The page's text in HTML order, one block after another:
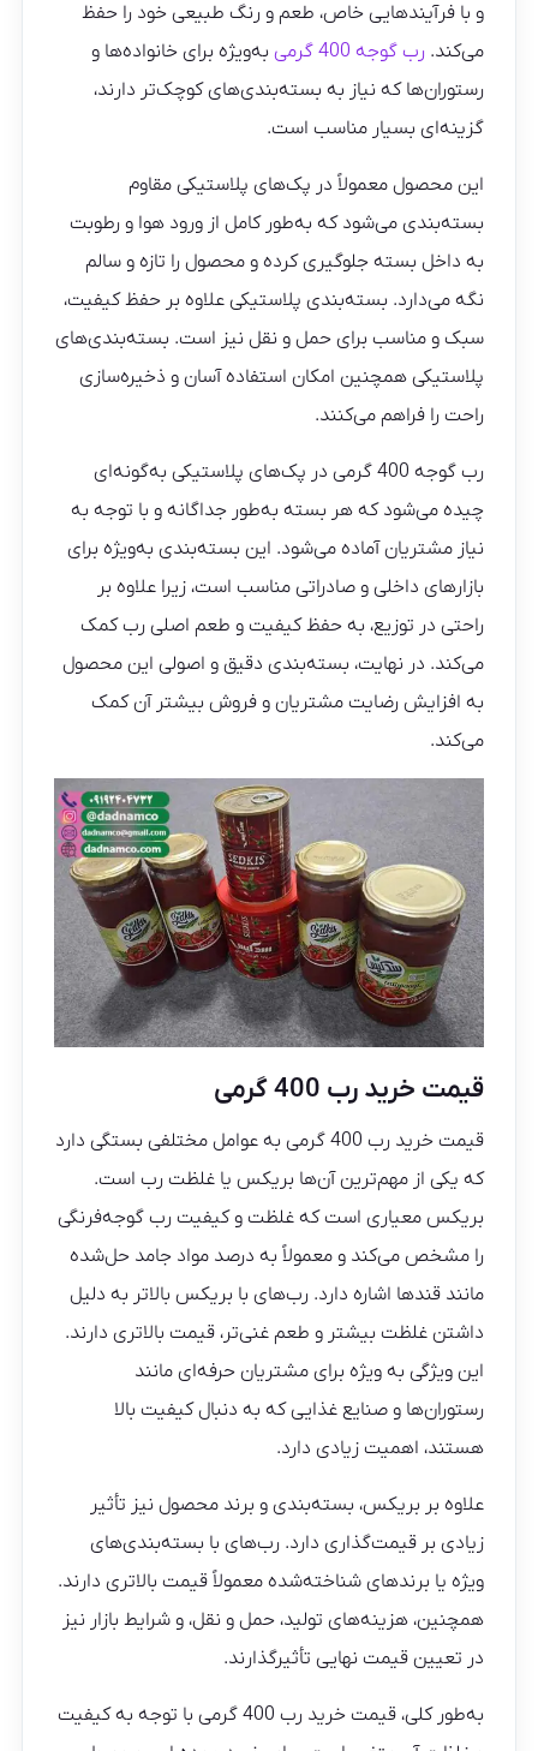
و با فرآیندهایی خاص، طعم و رنگ طبیعی خود را حفظ
می‌کند. رب گوجه 400 گرمی
به‌ویژه برای خانواده‌ها و
رستوران‌ها که نیاز به بسته‌بندی‌های کوچک‌تر دارند،
گزینه‌ای بسیار مناسب است.
این محصول معمولاً در پک‌های پلاستیکی مقاوم
بسته‌بندی می‌شود که به‌طور کامل از ورود هوا و رطوبت
به داخل بسته جلوگیری کرده و محصول را تازه و سالم
نگه می‌دارد. بسته‌بندی پلاستیکی علاوه بر حفظ کیفیت،
سبک و مناسب برای حمل و نقل نیز است. بسته‌بندی‌های
پلاستیکی همچنین امکان استفاده آسان و ذخیره‌سازی
راحت را فراهم می‌کنند.
رب گوجه 400 گرمی در پک‌های پلاستیکی به‌گونه‌ای
چیده می‌شود که هر بسته به‌طور جداگانه و با توجه به
نیاز مشتریان آماده می‌شود. این بسته‌بندی به‌ویژه برای
بازارهای داخلی و صادراتی مناسب است، زیرا علاوه بر
راحتی در توزیع، به حفظ کیفیت و طعم اصلی رب کمک
می‌کند. در نهایت، بسته‌بندی دقیق و اصولی این محصول
به افزایش رضایت مشتریان و فروش بیشتر آن کمک
می‌کند.
قیمت خرید رب 400 گرمی
قیمت خرید رب 400 گرمی به عوامل مختلفی بستگی دارد
که یکی از مهم‌ترین آن‌ها بریکس یا غلظت رب است.
بریکس معیاری است که غلظت و کیفیت رب گوجه‌فرنگی
را مشخص می‌کند و معمولاً به درصد مواد جامد حل‌شده
مانند قندها اشاره دارد. رب‌های با بریکس بالاتر به دلیل
داشتن غلظت بیشتر و طعم غنی‌تر، قیمت بالاتری دارند.
این ویژگی به ویژه برای مشتریان حرفه‌ای مانند
رستوران‌ها و صنایع غذایی که به دنبال کیفیت بالا
هستند، اهمیت زیادی دارد.
علاوه بر بریکس، بسته‌بندی و برند محصول نیز تأثیر
زیادی بر قیمت‌گذاری دارد. رب‌های با بسته‌بندی‌های
ویژه یا برندهای شناخته‌شده معمولاً قیمت بالاتری دارند.
همچنین، هزینه‌های تولید، حمل و نقل، و شرایط بازار نیز
در تعیین قیمت نهایی تأثیرگذارند.
به‌طور کلی، قیمت خرید رب 400 گرمی با توجه به کیفیت